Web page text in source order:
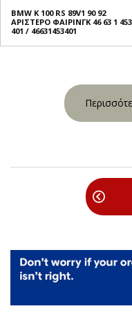
BMW K 100 RS 89V1 90 92
ΑΡΙΣΤΕΡΟ ΦΑΙΡΙΝΓΚ 46 63 1 453
401 / 46631453401